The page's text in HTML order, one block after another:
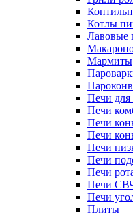
Котлы
Лавовые
Мармиты
Печи
Печи
Печи
Печи
Печи
Печи
Печи
Печи
Печи
Плиты